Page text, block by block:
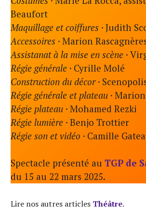
Beaufort
Maquillage et coiffures ·Judith
Accessoires ·Marion
Assistanat à la mise en scène ·
Régie générale · Cyrille Molé
Construction du décor ·
Régie générale et plateau ·
Régie plateau ·Mohamed Rezki
Régie lumière ·Benjo Trottier
Régie son et vidéo · Camille
Spectacle présenté auTGP de
du 15 au 22 mars 2025.
Lire nos autres articles Théâtre.